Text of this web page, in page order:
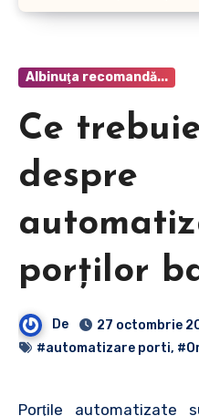
Albinuţa recomandă...
Ce
despre
porţilor
De
27 octombrie
#automatizare porti,
Porţile automatizate sunt acele porţi care au